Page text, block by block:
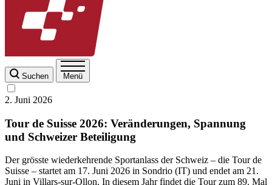
Suchen Menü
2. Juni 2026
Tour de Suisse 2026: Veränderungen, Spannung
und Schweizer Beteiligung
Der grösste wiederkehrende Sportanlass der Schweiz – die Tour de
Suisse – startet am 17. Juni 2026 in Sondrio (IT) und endet am 21.
Juni in Villars-sur-Ollon. In diesem Jahr findet die Tour zum 89. Mal